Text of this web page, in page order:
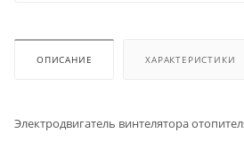
ОПИСАНИЕ ХАРАКТЕРИСТИКИ
Электродвигатель винтелятора